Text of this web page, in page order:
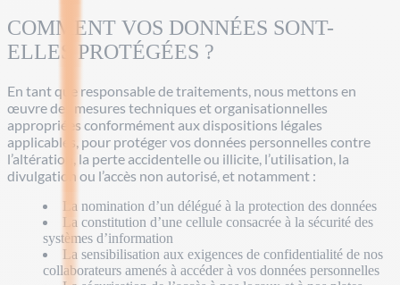
COMMENT VOS DONNÉES SONT-
ELLES PROTÉGÉES ?
En tant que responsable de traitements, nous mettons en
œuvre des mesures techniques et organisationnelles
appropriées conformément aux dispositions légales
applicables, pour protéger vos données personnelles contre
l’altération, la perte accidentelle ou illicite, l’utilisation, la
divulgation ou l’accès non autorisé, et notamment :
La nomination d’un délégué à la protection des données
La constitution d’une cellule consacrée à la sécurité des
systèmes d’information
La sensibilisation aux exigences de confidentialité de nos
collaborateurs amenés à accéder à vos données personnelles